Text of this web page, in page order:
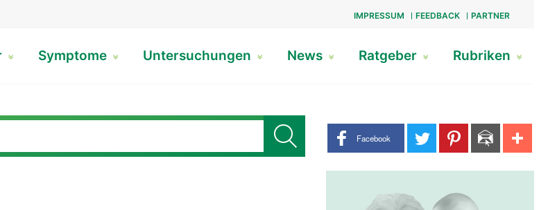
IMPRESSUM FEEDBACK PARTNER
Symptome Untersuchungen News Ratgeber Rubriken
Share buttons
Facebook